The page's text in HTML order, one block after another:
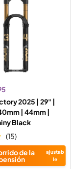
2025 | 29" |
| 44mm |
Black
(15)
de la
ajustab
le